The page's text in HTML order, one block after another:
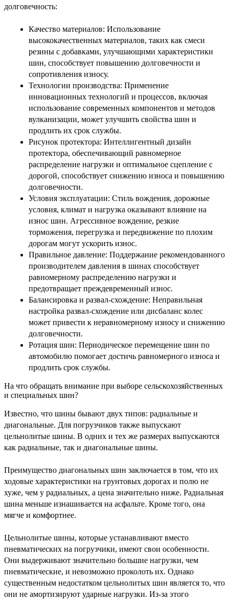
долговечность:
Качество материалов: Использование
высококачественных материалов, таких как смеси
резины с добавками, улучшающими характеристики
шин, способствует повышению долговечности и
сопротивления износу.
Технологии производства: Применение
инновационных технологий и процессов, включая
использование современных компонентов и методов
вулканизации, может улучшить свойства шин и
продлить их срок службы.
Рисунок протектора: Интеллигентный дизайн
протектора, обеспечивающий равномерное
распределение нагрузки и оптимальное сцепление с
дорогой, способствует снижению износа и повышению
долговечности.
Условия эксплуатации: Стиль вождения, дорожные
условия, климат и нагрузка оказывают влияние на
износ шин. Агрессивное вождение, резкие
торможения, перегрузка и передвижение по плохим
дорогам могут ускорить износ.
Правильное давление: Поддержание рекомендованного
производителем давления в шинах способствует
равномерному распределению нагрузки и
предотвращает преждевременный износ.
Балансировка и развал-схождение: Неправильная
настройка развал-схождение или дисбаланс колес
может привести к неравномерному износу и снижению
долговечности.
Ротация шин: Периодическое перемещение шин по
автомобилю помогает достичь равномерного износа и
продлить срок службы.
На что обращать внимание при выборе сельскохозяйственных
и специальных шин?
Известно, что шины бывают двух типов: радиальные и
диагональные. Для погрузчиков также выпускают
цельнолитые шины. В одних и тех же размерах выпускаются
как радиальные, так и диагональные шины.
Преимущество диагональных шин заключается в том, что их
ходовые характеристики на грунтовых дорогах и полю не
хуже, чем у радиальных, а цена значительно ниже. Радиальная
шина меньше изнашивается на асфальте. Кроме того, она
мягче и комфортнее.
Цельнолитые шины, которые устанавливают вместо
пневматических на погрузчики, имеют свои особенности.
Они выдерживают значительно большие нагрузки, чем
пневматические, и невозможно проколоть их. Однако
существенным недостатком цельнолитых шин является то, что
они не амортизируют ударные нагрузки. Из-за этого